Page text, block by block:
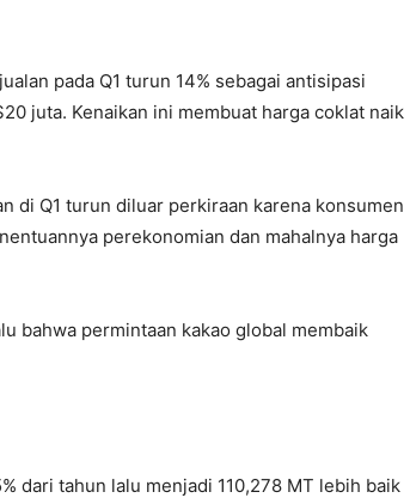
pada Q1 turun 14% sebagai antisipasi
juta. Kenaikan ini membuat harga coklat naik
di Q1 turun diluar perkiraan karena konsumen
perekonomian dan mahalnya harga
bahwa permintaan kakao global membaik
dari tahun lalu menjadi 110,278 MT lebih baik